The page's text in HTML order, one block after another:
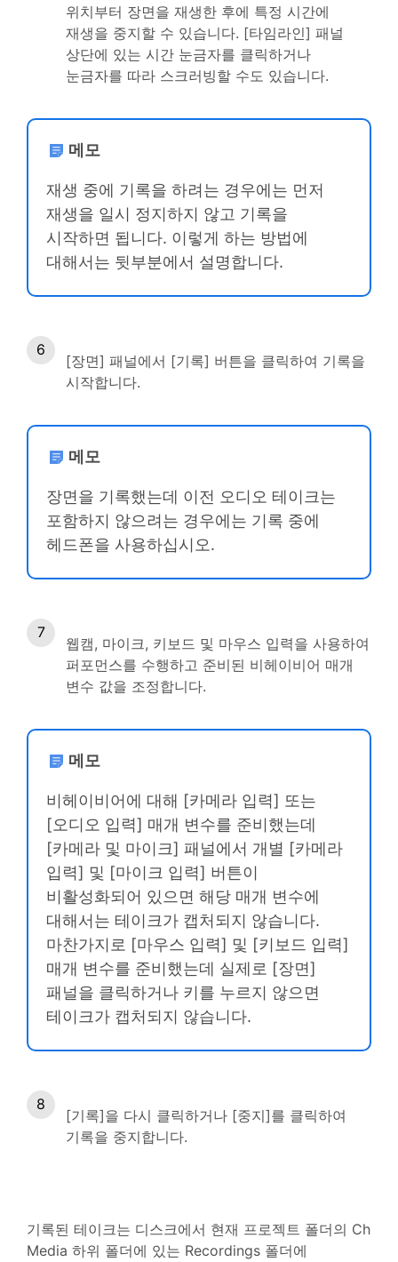
위치부터 장면을 재생한 후에 특정 시간에
재생을 중지할 수 있습니다. [타임라인] 패널
상단에 있는 시간 눈금자를 클릭하거나
눈금자를 따라 스크러빙할 수도 있습니다.
메모
재생 중에 기록을 하려는 경우에는 먼저
재생을 일시 정지하지 않고 기록을
시작하면 됩니다. 이렇게 하는 방법에
대해서는 뒷부분에서 설명합니다.
[장면] 패널에서 [기록] 버튼을 클릭하여 기록을
시작합니다.
메모
장면을 기록했는데 이전 오디오 테이크는
포함하지 않으려는 경우에는 기록 중에
헤드폰을 사용하십시오.
웹캠, 마이크, 키보드 및 마우스 입력을 사용하여
퍼포먼스를 수행하고 준비된 비헤이비어 매개
변수 값을 조정합니다.
메모
비헤이비어에 대해 [카메라 입력] 또는
[오디오 입력] 매개 변수를 준비했는데
[카메라 및 마이크] 패널에서 개별 [카메라
입력] 및 [마이크 입력] 버튼이
비활성화되어 있으면 해당 매개 변수에
대해서는 테이크가 캡처되지 않습니다.
마찬가지로 [마우스 입력] 및 [키보드 입력]
매개 변수를 준비했는데 실제로 [장면]
패널을 클릭하거나 키를 누르지 않으면
테이크가 캡처되지 않습니다.
[기록]을 다시 클릭하거나 [중지]를 클릭하여
기록을 중지합니다.
기록된 테이크는 디스크에서 현재 프로젝트 폴더의 Ch
Media 하위 폴더에 있는 Recordings 폴더에